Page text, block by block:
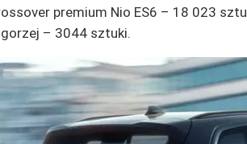
premium Nio ES6 – 18 023
– 3044 sztuki.